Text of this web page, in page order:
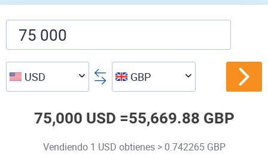
USD GBP
75,000 USD =55,669.88 GBP
Vendiendo 1 USD obtienes > 0.742265 GBP